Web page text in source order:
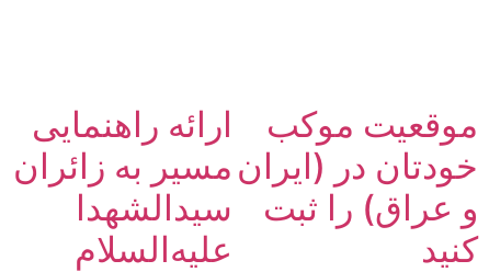
موقعیت موکب
خودتان در (ایران
و عراق) را ثبت
کنید
ارائه راهنمایی
مسیر به زائران
سیدالشهدا
علیه‌السلام